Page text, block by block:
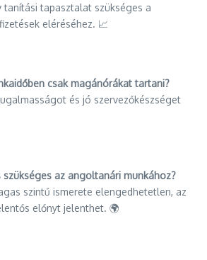
tanítási tapasztalat szükséges a
eléréséhez. 📈
csak magánórákat tartani?
és jó szervezőkészséget
szükséges az angoltanári munkához?
szintű ismerete elengedhetetlen, az
előnyt jelenthet. 🌍